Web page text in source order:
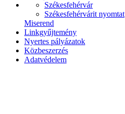
Székesfehérvár
Székesfehérvárit nyomtat
Miserend
Linkgyűjtemény
Nyertes pályázatok
Közbeszerzés
Adatvédelem